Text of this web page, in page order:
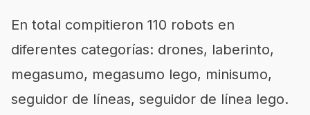
En total compitieron 110 robots en
diferentes categorías: drones, laberinto,
megasumo, megasumo lego, minisumo,
seguidor de líneas, seguidor de línea lego.